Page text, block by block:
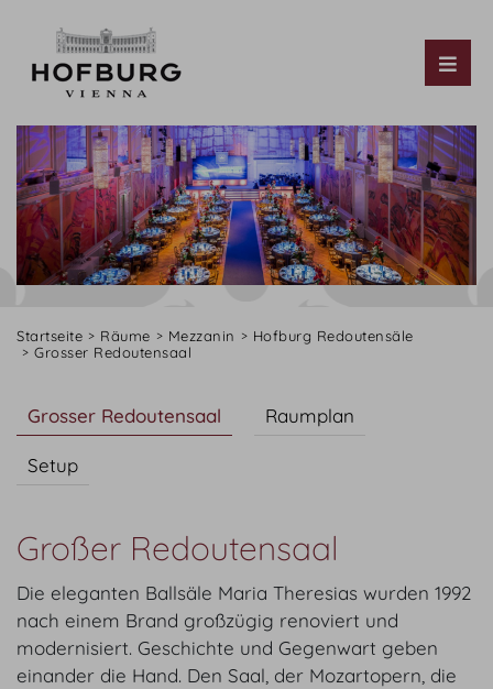
Startseite Räume Mezzanin
Hofburg Redoutensäle
Grosser Redoutensaal
Grosser Redoutensaal Raumplan
Setup
Großer Redoutensaal
Die eleganten Ballsäle Maria Theresias wurden 1992
nach einem Brand großzügig renoviert und
modernisiert. Geschichte und Gegenwart geben
einander die Hand. Den Saal, der Mozartopern, die